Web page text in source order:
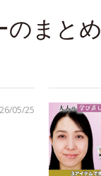
のまとめ
05/25